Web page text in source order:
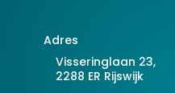
Adres
Visseringlaan 23,
2288 ER Rijswijk